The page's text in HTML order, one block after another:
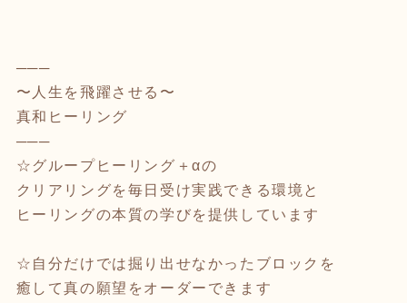
───
〜人生を飛躍させる〜
真和ヒーリング
───
☆グループヒーリング＋αの
クリアリングを毎日受け実践できる環境と
ヒーリングの本質の学びを提供しています
☆自分だけでは掘り出せなかったブロックを
癒して真の願望をオーダーできます